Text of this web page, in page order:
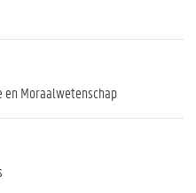
en Moraalwetenschap